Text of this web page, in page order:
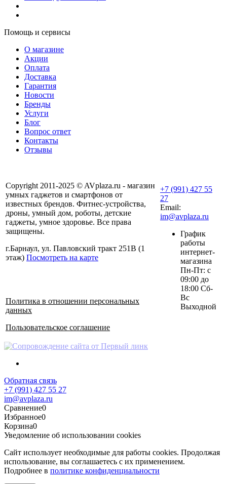
Помощь и сервисы
О магазине
Акции
Оплата
Доставка
Гарантия
Новости
Бренды
Услуги
Блог
Вопрос ответ
Контакты
Отзывы
Copyright 2011-2025 © AVplaza.ru - магазин
умных гаджетов и смартфонов от
известных брендов. Фитнес-устройства,
дроны, умный дом, роботы, детские
гаджеты, умное здоровье. Все права
защищены.
г.Барнаул, ул. Павловский тракт 251В (1
этаж) Посмотреть на карте
Политика в отношении персональных
данных
Пользовательское соглашение
+7 (991) 427 55
27
Email:
im@avplaza.ru
График
работы
интернет-
магазина
Пн-Пт: с
09:00 до
18:00 Сб-
Вс
Выходной
Обратная связь
+7 (991) 427 55 27
im@avplaza.ru
Сравнение0
Избранное0
Корзина0
Уведомление об использовании cookies
Сайт использует необходимые для работы cookies. Продолжая
использование, вы соглашаетесь с их применением.
Подробнее в политике конфиденциальности